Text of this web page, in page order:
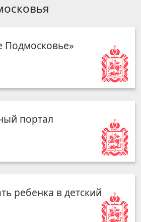
портал
ребенка в детский